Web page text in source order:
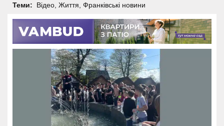
Теми: Відео, Життя Франківські новини